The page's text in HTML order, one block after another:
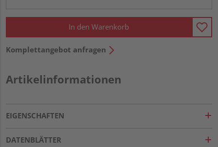
In den Warenkorb
Komplettangebot anfragen
Artikelinformationen
EIGENSCHAFTEN
DATENBLÄTTER